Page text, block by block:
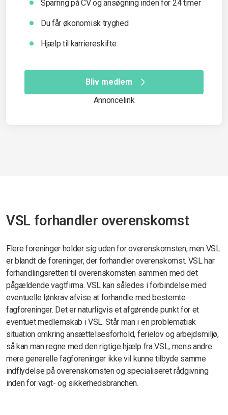
Sparring på CV og ansøgning inden for 24 timer
Du får økonomisk tryghed
Hjælp til karriereskifte
Bliv medlem
Annoncelink
VSL forhandler overenskomst
Flere foreninger holder sig uden for overenskomsten, men VSL
er blandt de foreninger, der forhandler overenskomst. VSL har
forhandlingsretten til overenskomsten sammen med det
pågældende vagtfirma. VSL kan således i forbindelse med
eventuelle lønkrav afvise at forhandle med bestemte
fagforeninger. Det er naturligvis et afgørende punkt for et
eventuet medlemskab i VSL. Står man i en problematisk
situation omkring ansættelsesforhold, ferielov og arbejdsmiljø,
så kan man regne med den rigtige hjælp fra VSL, mens andre
mere generelle fagforeninger ikke vil kunne tilbyde samme
indflydelse på overenskomsten og specialiseret rådgivning
inden for vagt- og sikkerhedsbranchen.